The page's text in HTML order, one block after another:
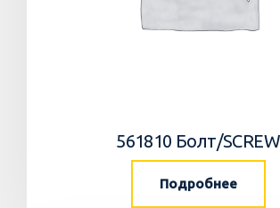
561810 Болт/SCREW
Подробнее